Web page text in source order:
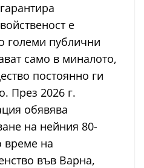
е
големи публични
само в миналото,
постоянно ги
През 2026 г.
обявява
на нейния 80-
на
във Варна,